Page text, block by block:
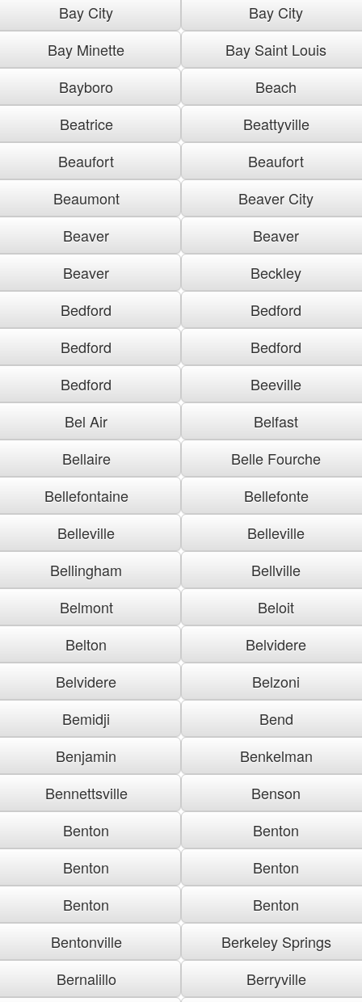
Bay City
Bay City
Bay Minette
Bay Saint Louis
Bayboro
Beach
Beatrice
Beattyville
Beaufort
Beaufort
Beaumont
Beaver City
Beaver
Beaver
Beaver
Beckley
Bedford
Bedford
Bedford
Bedford
Bedford
Beeville
Bel Air
Belfast
Bellaire
Belle Fourche
Bellefontaine
Bellefonte
Belleville
Belleville
Bellingham
Bellville
Belmont
Beloit
Belton
Belvidere
Belvidere
Belzoni
Bemidji
Bend
Benjamin
Benkelman
Bennettsville
Benson
Benton
Benton
Benton
Benton
Benton
Benton
Bentonville
Berkeley Springs
Bernalillo
Berryville